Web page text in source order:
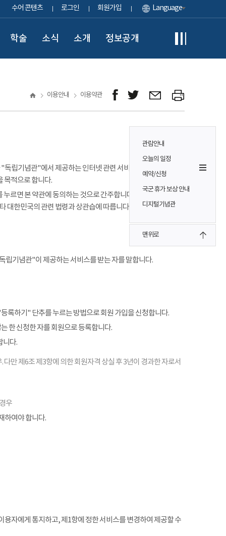
수어 콘텐츠 로그인 회원가입 Language
학술 소식 소개 정보공개
관람안내
오늘의 일정
예약/신청
국군 휴가 보상 안내
디지털기념관
맨위로
이용안내 이용약관
립기념관"에서 제공하는 인터넷 관련 서비스(이하
목적으로 합니다.
면 본 약관에 동의하는 것으로 간주합니다. 본 약관에 정하는
대한민국의 관련 법령과 상관습에 따릅니다.
기념관"이 제공하는 서비스를 받는 자를 말합니다.
록하기" 단추를 누르는 방법으로 회원 가입을 신청합니다.
한 신청한 자를 회원으로 등록합니다.
니다.
만 제6조 제3항에 의한 회원자격 상실 후 3년이 경과한 자로서
우
하여야 합니다.
자에게 통지하고, 제1항에 정한 서비스를 변경하여 제공할 수